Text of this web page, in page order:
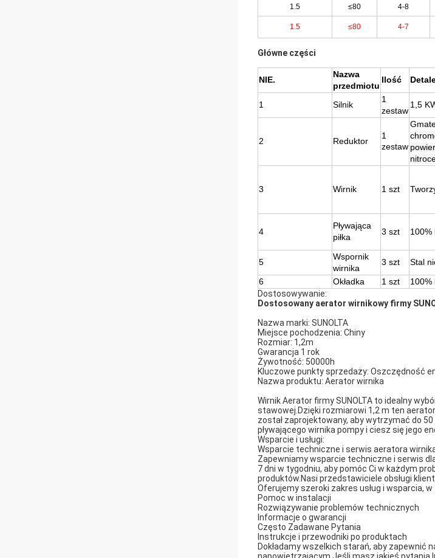
1.5 ≤80 4-8
1.5 ≤80 4-7
Główne części
NIE.
Nazwa
przedmiotu
Ilość
1 Silnik
1
zestaw
1,5
2 Reduktor
1
zestaw
G
3 Wirnik 1 szt
4
Pływająca
piłka
3 szt 100%
5
Wspornik
wirnika
3 szt Stal
6
Okładka 1 szt 100%
Dostosowywanie:
Dostosowany aerator wirnikowy firmy
Nazwa marki: SUNOLTA
Miejsce pochodzenia: Chiny
Rozmiar: 1,2m
Gwarancja 1 rok
Żywotność: 50000h
Kluczowe punkty sprzedaży: Oszczędność
Nazwa produktu: Aerator wirnika
Wirnik Aerator firmy SUNOLTA to idealny
stawowej.Dzięki rozmiarowi 1,2 m ten
został zaprojektowany, aby wytrzymać do
pływającego wirnika pompy i ciesz się jego
Wsparcie i usługi:
Wsparcie techniczne i serwis aeratora
Zapewniamy wsparcie techniczne i serwis
7 dni w tygodniu, aby pomóc Ci w każdym
produktów.Nasi przedstawiciele obsługi
Oferujemy szeroki zakres usług i wsparcia, w
Pomoc w instalacji
Rozwiązywanie problemów technicznych
Informacje o gwarancji
Często Zadawane Pytania
Instrukcje i przewodniki po produktach
Dokładamy wszelkich starań, aby zapewnić